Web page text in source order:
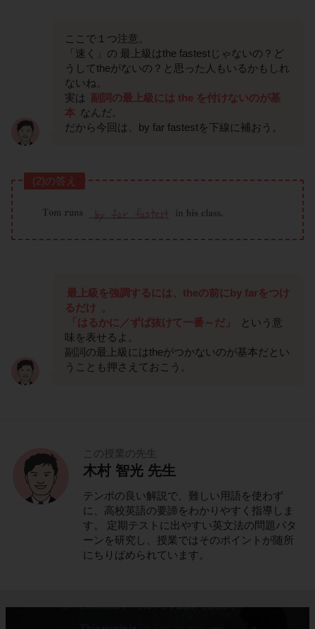
ここで１つ注意。
「速く」の 最上級はthe fastestじゃないの？ど
うしてtheがないの？と思った人もいるかもしれ
ないね。
実は 副詞の最上級には the を付けないのが基
本 なんだ。
だから今回は、by far fastestを下線に補おう。
(2)の答え
最上級を強調するには、theの前にby farをつけ
るだけ
「はるかに／ずば抜けて一番～だ」
という意
味を表せるよ。
副詞の最上級にはtheがつかないのが基本だとい
うことも押さえておこう。
この授業の先生
木村 智光 先生
テンポの良い解説で、難しい用語を使わず
に、高校英語の要諦をわかりやすく指導しま
す。 定期テストに出やすい英文法の問題パタ
ーンを研究し、授業ではそのポイントが随所
にちりばめられています。